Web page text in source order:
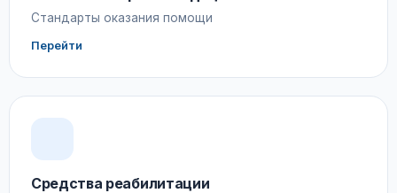
Стандарты оказания помощи
Перейти
Средства реабилитации